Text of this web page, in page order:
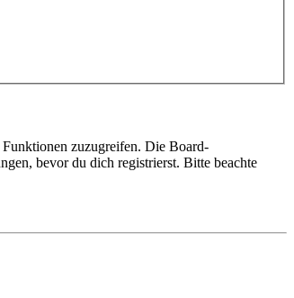
zuzugreifen. Die Board-
bevor du dich registrierst. Bitte beachte